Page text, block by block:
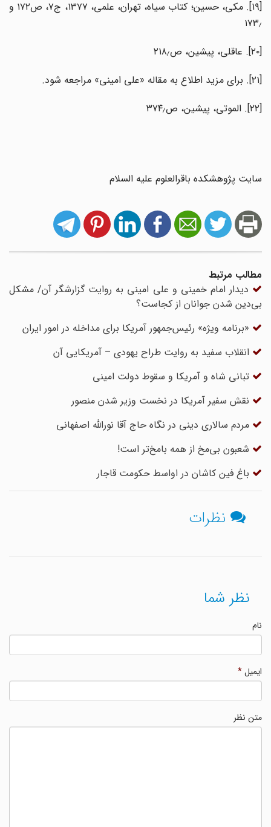
[۱۹]. مکی، حسین؛ کتاب سیاه، تهران، علمی، ۱۳۷۷، ج۷، ص۱۷۲ و
۱۷۳٫
سایت پژوهشکده باقرالعلوم علیه السلام
مطالب مرتبط
دیدار امام خمینی و علی امینی به روایت گزارشگر آن/ مشکل
بی‌دین شدن جوانان از کجاست؟
«برنامه ویژه» رئیس‌جمهور آمریکا برای مداخله در امور ایران
انقلاب سفید به روایت طراح یهودی – آمریکایی آن
تبانی شاه و آمریکا و سقوط دولت امینی
نقش سفیر آمریکا در نخست وزیر شدن منصور
مردم سالارى دینى در نگاه حاج آقا نورالله اصفهانى
شعبون بی‌مخ از همه بامخ‌تر است!
باغ فین کاشان در اواسط حکومت قاجار
نظرات
نظر شما
ایمیل*
متن نظر